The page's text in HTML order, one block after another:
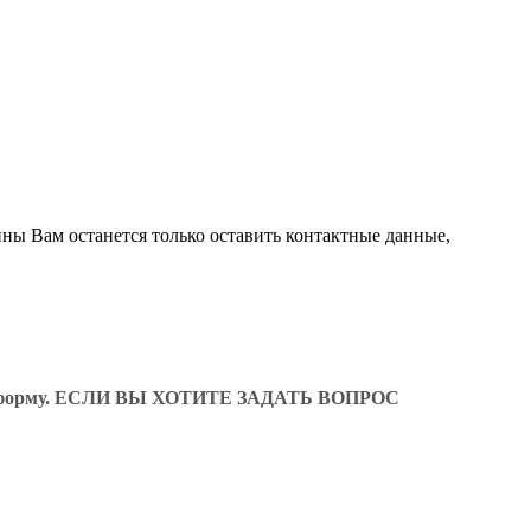
Вам останется только оставить контактные данные,
форму. ЕСЛИ ВЫ ХОТИТЕ ЗАДАТЬ ВОПРОС